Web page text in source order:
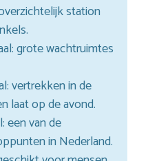
station
grote wachtruimtes
vertrekken in de
laat op de avond.
een van de
in Nederland.